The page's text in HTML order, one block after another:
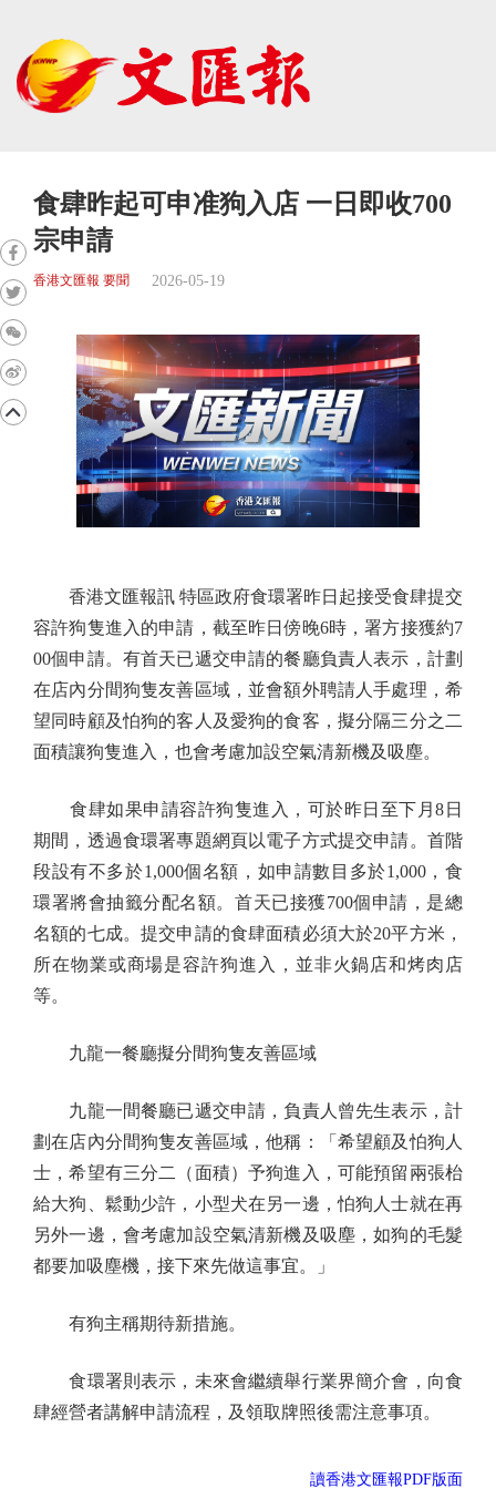
食肆昨起可申准狗入店 一日即收700
宗申請
香港文匯報 要聞 2026-05-19
香港文匯報訊 特區政府食環署昨日起接受食肆提交
容許狗隻進入的申請，截至昨日傍晚6時，署方接獲約7
00個申請。有首天已遞交申請的餐廳負責人表示，計劃
在店內分間狗隻友善區域，並會額外聘請人手處理，希
望同時顧及怕狗的客人及愛狗的食客，擬分隔三分之二
面積讓狗隻進入，也會考慮加設空氣清新機及吸塵。
食肆如果申請容許狗隻進入，可於昨日至下月8日
期間，透過食環署專題網頁以電子方式提交申請。首階
段設有不多於1,000個名額，如申請數目多於1,000，食
環署將會抽籤分配名額。首天已接獲700個申請，是總
名額的七成。提交申請的食肆面積必須大於20平方米，
所在物業或商場是容許狗進入，並非火鍋店和烤肉店
等。
九龍一餐廳擬分間狗隻友善區域
九龍一間餐廳已遞交申請，負責人曾先生表示，計
劃在店內分間狗隻友善區域，他稱：「希望顧及怕狗人
士，希望有三分二（面積）予狗進入，可能預留兩張枱
給大狗、鬆動少許，小型犬在另一邊，怕狗人士就在再
另外一邊，會考慮加設空氣清新機及吸塵，如狗的毛髮
都要加吸塵機，接下來先做這事宜。」
有狗主稱期待新措施。
食環署則表示，未來會繼續舉行業界簡介會，向食
肆經營者講解申請流程，及領取牌照後需注意事項。
讀香港文匯報PDF版面